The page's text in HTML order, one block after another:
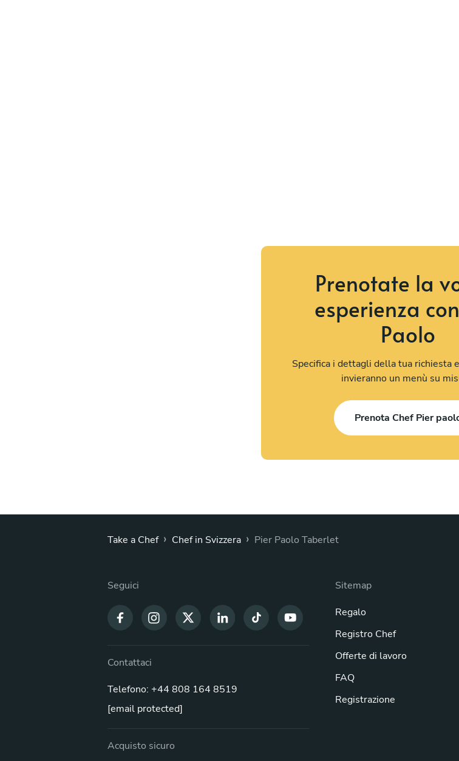
Prenotate la
esperienza
Paolo
Specifica i dettagli della tua richiesta
invieranno un menù su
Prenota Chef Pier
Take a Chef › Chef in Svizzera › Pier Paolo Taberlet
Seguici
Contattaci
Telefono: +44 808 164 8519
[email protected]
Acquisto sicuro
Sitemap
Regalo
Registro Chef
Offerte di lavoro
FAQ
Registrazione